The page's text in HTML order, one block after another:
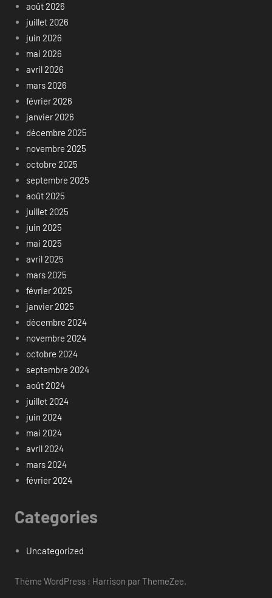
août 2026
juillet 2026
juin 2026
mai 2026
avril 2026
mars 2026
février 2026
janvier 2026
décembre 2025
novembre 2025
octobre 2025
septembre 2025
août 2025
juillet 2025
juin 2025
mai 2025
avril 2025
mars 2025
février 2025
janvier 2025
décembre 2024
novembre 2024
octobre 2024
septembre 2024
août 2024
juillet 2024
juin 2024
mai 2024
avril 2024
mars 2024
février 2024
Categories
Uncategorized
Thème WordPress : Harrison par ThemeZee.